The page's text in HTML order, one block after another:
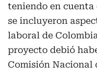
teniendo en cuenta
se incluyeron
laboral de
proyecto debió
Comisión Nacional